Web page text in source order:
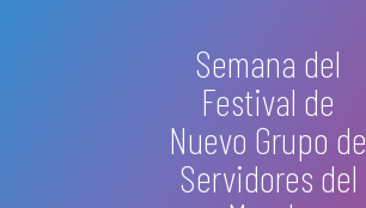
Semana del
Festival de
Nuevo Grupo de
Servidores del